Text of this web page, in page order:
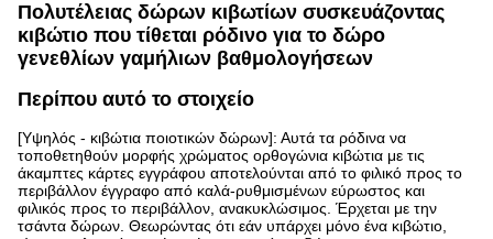
Πολυτέλειας δώρων κιβωτίων συσκευάζοντας
κιβώτιο που τίθεται ρόδινο για το δώρο
γενεθλίων γαμήλιων βαθμολογήσεων
Περίπου αυτό το στοιχείο
[Υψηλός - κιβώτια ποιοτικών δώρων]: Αυτά τα ρόδινα να
τοποθετηθούν μορφής χρώματος ορθογώνια κιβώτια με τις
άκαμπτες κάρτες εγγράφου αποτελούνται από το φιλικό προς το
περιβάλλον έγγραφο από καλά-ρυθμισμένων εύρωστος και
φιλικός προς το περιβάλλον, ανακυκλώσιμος. Έρχεται με την
τσάντα δώρων. Θεωρώντας ότι εάν υπάρχει μόνο ένα κιβώτιο,